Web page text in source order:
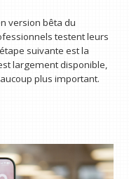
version bêta du
testent leurs
suivante est la
largement disponible,
plus important.